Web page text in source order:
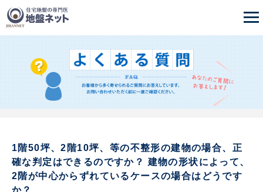
1階50坪、2階10坪、等の不整形の建物の場合、正
確な判定はできるのですか？ 建物の形状によって、
2階が中心からずれているケースの場合はどうです
か？